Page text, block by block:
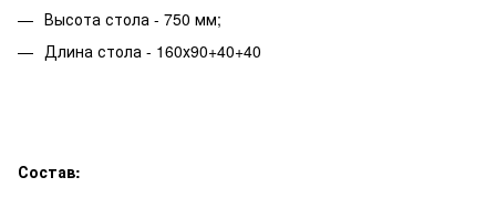
Высота стола - 750 мм;
Длина стола - 160х90+40+40
Состав: